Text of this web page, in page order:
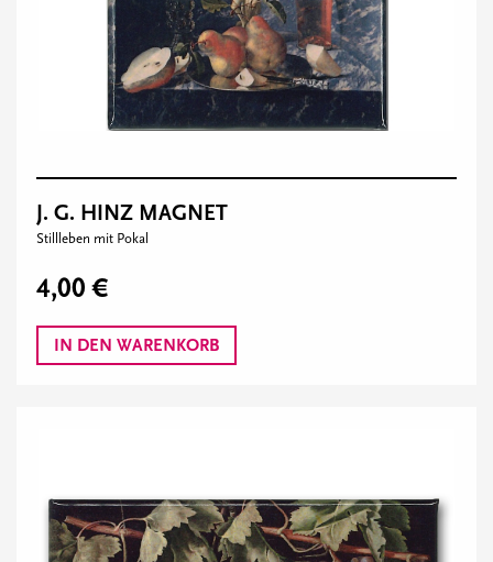
J. G. HINZ MAGNET
Stillleben mit Pokal
4,00 €
IN DEN WARENKORB